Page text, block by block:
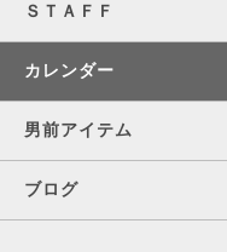
ＳＴＡＦＦ
カレンダー
男前アイテム
ブログ